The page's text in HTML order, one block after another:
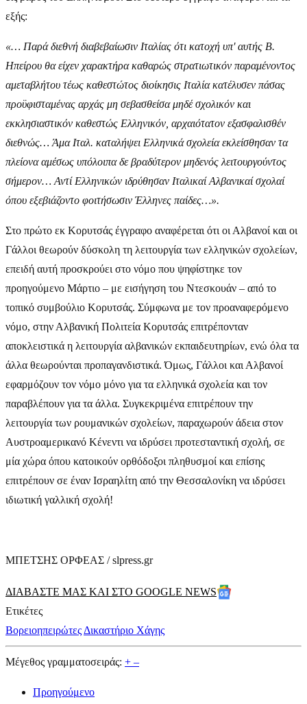
εξής:
«… Παρά διεθνή διαβεβαίωσιν Ιταλίας ότι κατοχή υπ' αυτής Β.
Ηπείρου θα είχεν χαρακτήρα καθαρώς στρατιωτικόν παραμένοντος
αμεταβλήτου τέως καθεστώτος διοίκησις Ιταλία κατέλυσεν πάσας
προϋφισταμένας αρχάς μη σεβασθείσα μηδέ σχολικόν και
εκκλησιαστικόν καθεστώς Ελληνικόν, αρχαιότατον εξασφαλισθέν
διεθνώς… Άμα Ιταλ. καταλήψει Ελληνικά σχολεία εκλείσθησαν τα
πλείονα αμέσως υπόλοιπα δε βραδύτερον μηδενός λειτουργούντος
σήμερον… Αντί Ελληνικών ιδρύθησαν Ιταλικαί Αλβανικαί σχολαί
όπου εξεβιάζοντο φοιτήσωσιν Έλληνες παίδες…».
Στο πρώτο εκ Κορυτσάς έγγραφο αναφέρεται ότι οι Αλβανοί και οι
Γάλλοι θεωρούν δύσκολη τη λειτουργία των ελληνικών σχολείων,
επειδή αυτή προσκρούει στο νόμο που ψηφίστηκε τον
προηγούμενο Μάρτιο – με εισήγηση του Ντεσκουάν – από το
τοπικό συμβούλιο Κορυτσάς. Σύμφωνα με τον προαναφερόμενο
νόμο, στην Αλβανική Πολιτεία Κορυτσάς επιτρέπονταν
αποκλειστικά η λειτουργία αλβανικών εκπαιδευτηρίων, ενώ όλα τα
άλλα θεωρούνται προπαγανδιστικά. Όμως, Γάλλοι και Αλβανοί
εφαρμόζουν τον νόμο μόνο για τα ελληνικά σχολεία και τον
παραβλέπουν για τα άλλα. Συγκεκριμένα επιτρέπουν την
λειτουργία των ρουμανικών σχολείων, παραχωρούν άδεια στον
Αυστροαμερικανό Κένεντι να ιδρύσει προτεσταντική σχολή, σε
μία χώρα όπου κατοικούν ορθόδοξοι πληθυσμοί και επίσης
επιτρέπουν σε έναν Ισραηλίτη από την Θεσσαλονίκη να ιδρύσει
ιδιωτική γαλλική σχολή!
ΜΠΕΤΣΗΣ ΟΡΦΕΑΣ / slpress.gr
ΔΙΑΒΑΣΤΕ ΜΑΣ ΚΑΙ ΣΤΟ GOOGLE NEWS
Ετικέτες
Βορειοηπειρώτες Δικαστήριο Χάγης
Μέγεθος γραμματοσειράς: + –
Προηγούμενο